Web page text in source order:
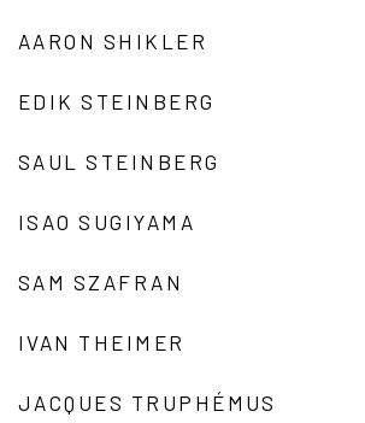
AARON SHIKLER
EDIK STEINBERG
SAUL STEINBERG
ISAO SUGIYAMA
SAM SZAFRAN
IVAN THEIMER
JACQUES TRUPHÉMUS